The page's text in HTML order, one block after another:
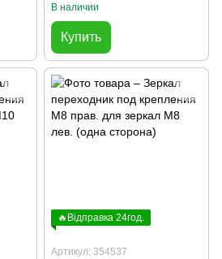
В наличии
Купить
🔥Відправка 24год.
Артикул: 354537